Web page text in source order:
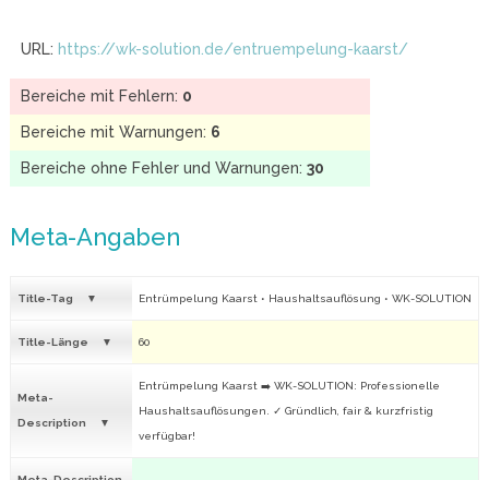
URL: https://wk-solution.de/entruempelung-kaarst/
Bereiche mit Fehlern: 0
Bereiche mit Warnungen: 6
Bereiche ohne Fehler und Warnungen: 30
Meta-Angaben
Title-Tag Entrümpelung Kaarst • Haushaltsauflösung • WK-SOLUTION
Title-Länge 60
Meta-
Description
Entrümpelung Kaarst ➡️ WK-SOLUTION: Professionelle
Haushaltsauflösungen. ✓ Gründlich, fair & kurzfristig
verfügbar!